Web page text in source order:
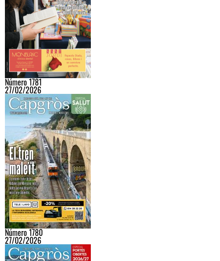
Número 1781
27/02/2026
Número 1780
27/02/2026